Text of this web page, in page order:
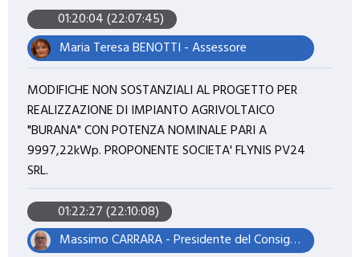
01:20:04 (22:07:45)
Maria Teresa BENOTTI - Assessore
MODIFICHE NON SOSTANZIALI AL PROGETTO PER
REALIZZAZIONE DI IMPIANTO AGRIVOLTAICO
"BURANA" CON POTENZA NOMINALE PARI A
9997,22kWp. PROPONENTE SOCIETA' FLYNIS PV24
SRL.
01:22:27 (22:10:08)
Massimo CARRARA - Presidente del Consiglio